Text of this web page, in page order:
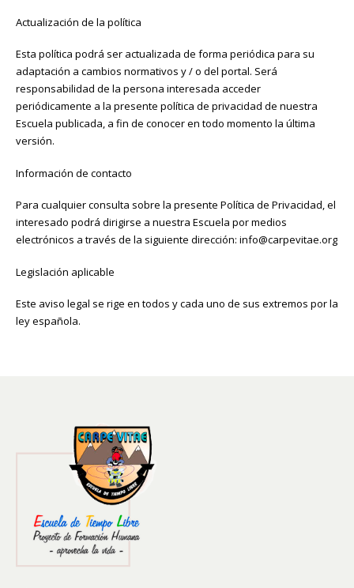
Actualización de la política
Esta política podrá ser actualizada de forma periódica para su
adaptación a cambios normativos y / o del portal. Será
responsabilidad de la persona interesada acceder
periódicamente a la presente política de privacidad de nuestra
Escuela publicada, a fin de conocer en todo momento la última
versión.
Información de contacto
Para cualquier consulta sobre la presente Política de Privacidad, el
interesado podrá dirigirse a nuestra Escuela por medios
electrónicos a través de la siguiente dirección: info@carpevitae.org
Legislación aplicable
Este aviso legal se rige en todos y cada uno de sus extremos por la
ley española.